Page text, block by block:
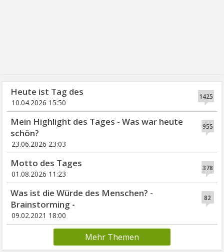
1425
Heute ist Tag des
10.04.2026 15:50
955
Mein Highlight des Tages - Was war heute
schön?
23.06.2026 23:03
378
Motto des Tages
01.08.2026 11:23
82
Was ist die Würde des Menschen? -
Brainstorming -
09.02.2021 18:00
Mehr Themen